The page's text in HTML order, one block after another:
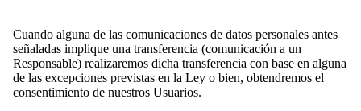
Cuando alguna de las comunicaciones de datos personales antes
señaladas implique una transferencia (comunicación a un
Responsable) realizaremos dicha transferencia con base en alguna
de las excepciones previstas en la Ley o bien, obtendremos el
consentimiento de nuestros Usuarios.